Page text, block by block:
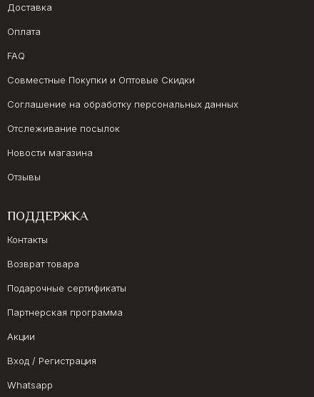
Доставка
Оплата
FAQ
Совместные Покупки и Оптовые Скидки
Соглашение на обработку персональных данных
Отслеживание посылок
Новости магазина
Отзывы
ПОДДЕРЖКА
Контакты
Возврат товара
Подарочные сертификаты
Партнерская программа
Акции
Вход / Регистрация
Whatsapp